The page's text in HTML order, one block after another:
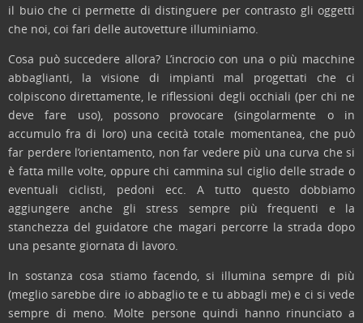
il buio che ci permette di distinguere per contrasto gli oggetti
che noi, coi fari delle autovetture illuminiamo.
Cosa può succedere allora? L’incrocio con una o più macchine
abbaglianti, la visione di impianti mal progettati che ci
colpiscono direttamente, le riflessioni degli occhiali (per chi ne
deve fare uso), possono provocare (singolarmente o in
accumulo fra di loro) una cecità totale momentanea, che può
far perdere l’orientamento, non far vedere più una curva che si
è fatta mille volte, oppure chi cammina sul ciglio delle strade o
eventuali ciclisti, pedoni ecc. A tutto questo dobbiamo
aggiungere anche gli stress sempre più frequenti e la
stanchezza del guidatore che magari percorre la strada dopo
una pesante giornata di lavoro.
In sostanza cosa stiamo facendo, si illumina sempre di più
(meglio sarebbe dire io abbaglio te e tu abbagli me) e ci si vede
sempre di meno. Molte persone quindi hanno rinunciato a